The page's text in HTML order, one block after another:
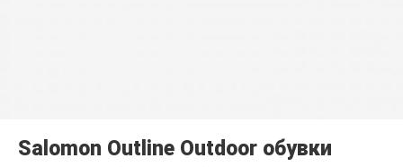
Salomon Outline Outdoor обувки